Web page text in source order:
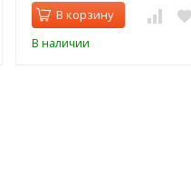
В корзину
В наличии